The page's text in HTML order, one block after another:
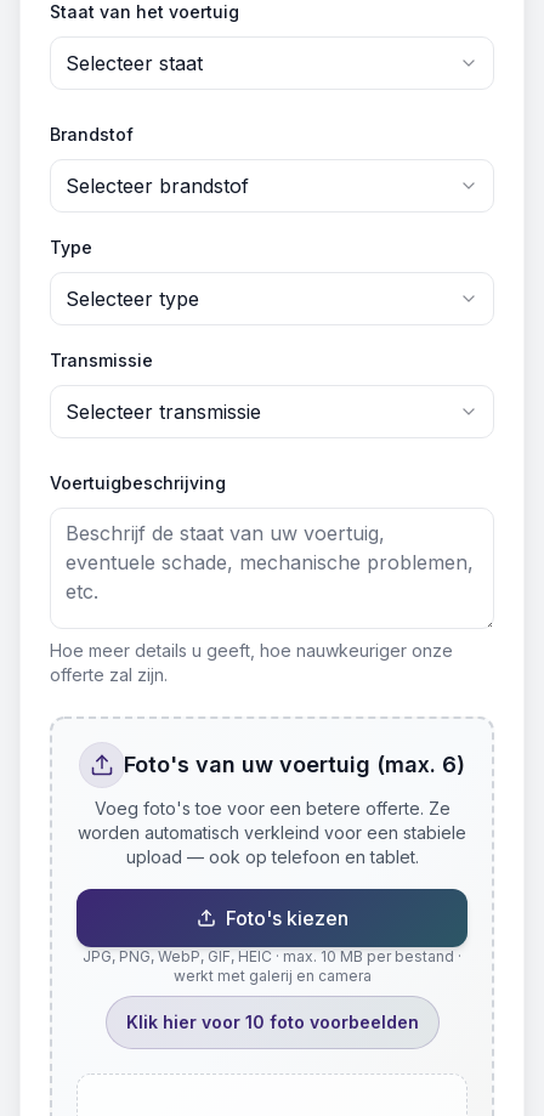
Staat van het voertuig
Selecteer staat
Brandstof
Selecteer brandstof
Type
Selecteer type
Transmissie
Selecteer transmissie
Voertuigbeschrijving
Hoe meer details u geeft, hoe nauwkeuriger onze
offerte zal zijn.
Foto's van uw voertuig (max. 6)
Voeg foto's toe voor een betere offerte. Ze
worden automatisch verkleind voor een stabiele
upload — ook op telefoon en tablet.
Foto's kiezen
JPG, PNG, WebP, GIF, HEIC · max. 10 MB per bestand ·
werkt met galerij en camera
Klik hier voor 10 foto voorbeelden